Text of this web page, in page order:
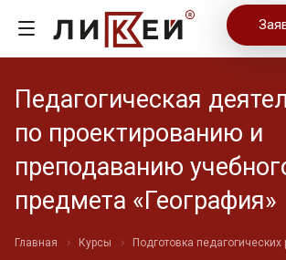
Педагогическая
по проектированию и
преподаванию
предмета «География»
Главная Курсы Подготовка педагогических